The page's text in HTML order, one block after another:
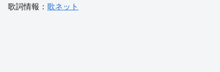
歌詞情報： 歌ネット